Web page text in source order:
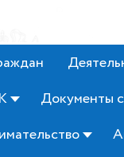
Документы